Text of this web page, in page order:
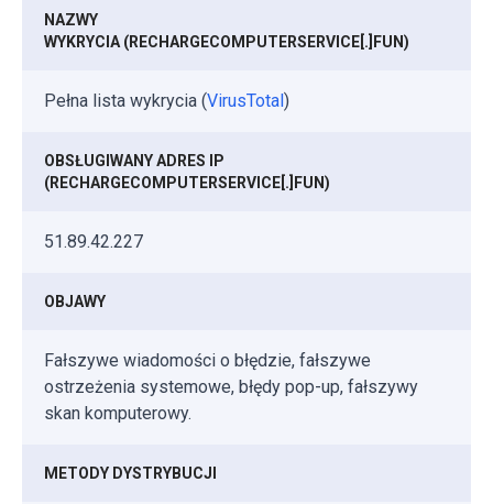
NAZWY
WYKRYCIA (RECHARGECOMPUTERSERVICE[.]FUN)
Pełna lista wykrycia (VirusTotal)
OBSŁUGIWANY ADRES IP
(RECHARGECOMPUTERSERVICE[.]FUN)
51.89.42.227
OBJAWY
Fałszywe wiadomości o błędzie, fałszywe
ostrzeżenia systemowe, błędy pop-up, fałszywy
skan komputerowy.
METODY DYSTRYBUCJI